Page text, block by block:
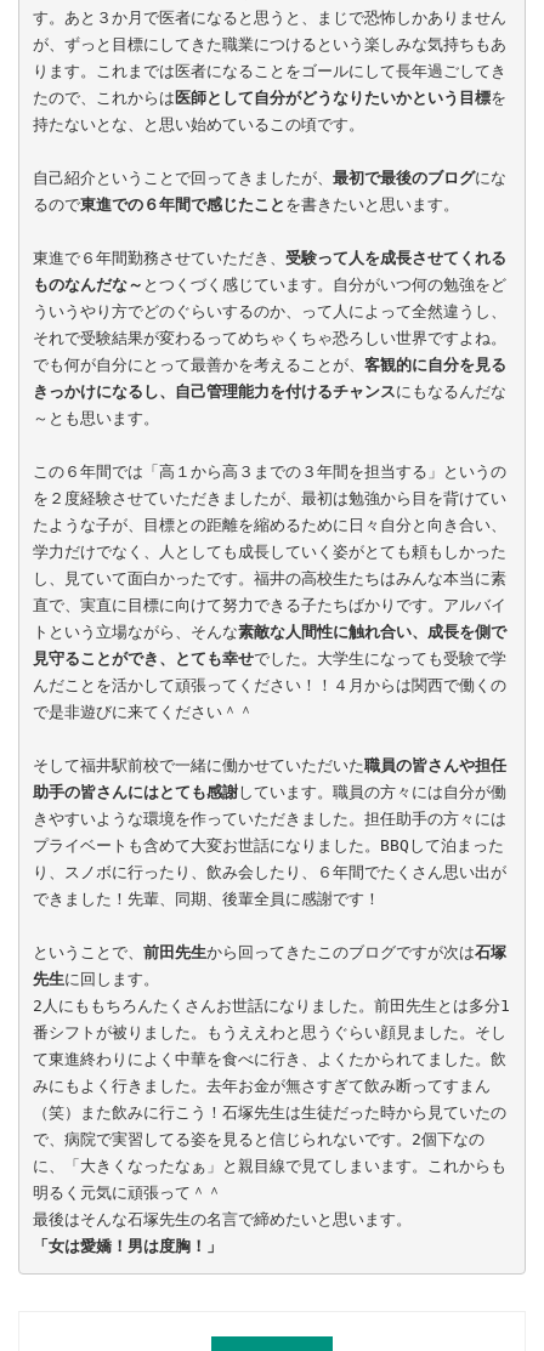
す。あと３か月で医者になると思うと、まじで恐怖しかありません
が、ずっと目標にしてきた職業につけるという楽しみな気持ちもあ
ります。これまでは医者になることをゴールにして長年過ごしてき
たので、これからは医師として自分がどうなりたいかという目標を
持たないとな、と思い始めているこの頃です。
自己紹介ということで回ってきましたが、 最初で最後のブログにな
るので東進での６年間で感じたこと を書きたいと思います。
東進で６年間勤務させていただき、 受験って人を成長させてくれる
ものなんだな～ とつくづく感じています。自分がいつ何の勉強をど
ういうやり方でどのぐらいするのか、って人によって全然違うし、
それで受験結果が変わるってめちゃくちゃ恐ろしい世界ですよね。
でも何が自分にとって最善かを考えることが、 客観的に自分を見る
きっかけになるし、自己管理能力を付けるチャンスにもなるんだな
～とも思います。
この６年間では「高１から高３までの３年間を担当する」というの
を２度経験させていただきましたが、最初は勉強から目を背けてい
たような子が、目標との距離を縮めるために日々自分と向き合い、
学力だけでなく、人としても成長していく姿がとても頼もしかった
し、見ていて面白かったです。福井の高校生たちはみんな本当に素
直で、実直に目標に向けて努力できる子たちばかりです。アルバイ
トという立場ながら、そんな素敵な人間性に触れ合い、成長を側で
見守ることができ、とても幸せでした。大学生になっても受験で学
んだことを活かして頑張ってください！！４月からは関西で働くの
で是非遊びに来てください＾＾
そして福井駅前校で一緒に働かせていただいた職員の皆さんや担任
助手の皆さんにはとても感謝しています。職員の方々には自分が働
きやすいような環境を作っていただきました。担任助手の方々には
プライベートも含めて大変お世話になりました。BBQして泊まった
り、スノボに行ったり、飲み会したり、６年間でたくさん思い出が
できました！先輩、同期、後輩全員に感謝です！
ということで、 前田先生から回ってきたこのブログですが次は石塚
先生に回します。
2人にももちろんたくさんお世話になりました。前田先生とは多分1
番シフトが被りました。もうええわと思うぐらい顔見ました。そし
て東進終わりによく中華を食べに行き、よくたかられてました。飲
みにもよく行きました。去年お金が無さすぎて飲み断ってすまん
（笑）また飲みに行こう！石塚先生は生徒だった時から見ていたの
で、病院で実習してる姿を見ると信じられないです。2個下なの
に、「大きくなったなぁ」と親目線で見てしまいます。これからも
明るく元気に頑張って＾＾
最後はそんな石塚先生の名言で締めたいと思います。
「女は愛嬌！男は度胸！」